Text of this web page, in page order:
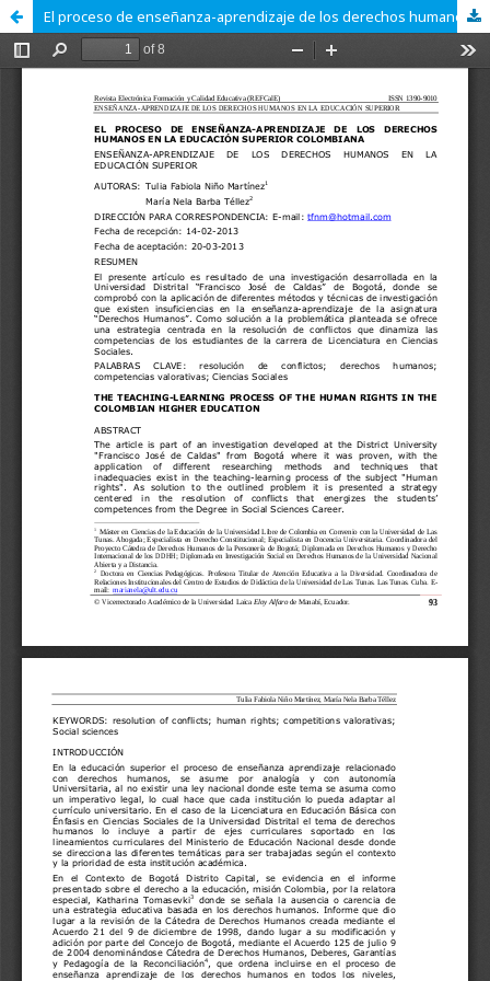
El proceso de enseñanza-aprendizaje de los derechos humanos en la educación superior colombiana